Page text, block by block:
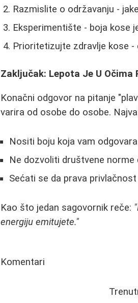
Razmislite o održavanju -
Eksperimentište - boja kose
Prioritetizujte zdravlje kose
Zaključak: Lepota Je U Očima
Konačni odgovor na pitanje
varira od osobe do osobe.
Nositi boju koja vam
Ne dozvoliti društvene norme
Sećati se da prava
Kao što jedan sagovornik reče:
energiju emitujete."
Komentari